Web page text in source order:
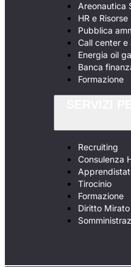
Areonautica
HR e
Pubblica
Call center e
Energia oil
Banca
Formazione
Recruiting
Consulenza
Tirocinio
Formazione
Diritto Mirato